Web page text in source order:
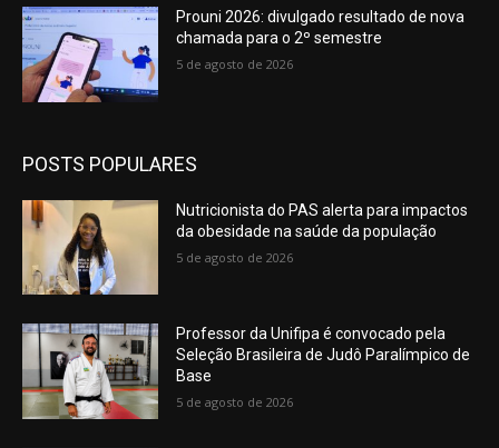
Prouni 2026: divulgado resultado de nova
chamada para o 2º semestre
5 de agosto de 2026
POSTS POPULARES
Nutricionista do PAS alerta para impactos
da obesidade na saúde da população
5 de agosto de 2026
Professor da Unifipa é convocado pela
Seleção Brasileira de Judô Paralímpico de
Base
5 de agosto de 2026